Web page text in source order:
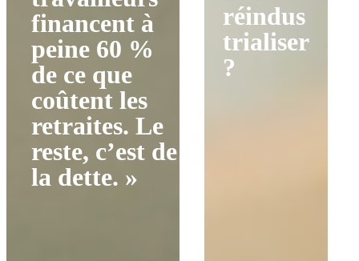
financent à
peine 60 %
de ce que
coûtent les
retraites. Le
reste, c’est de
la dette. »
réindus
trialiser
?